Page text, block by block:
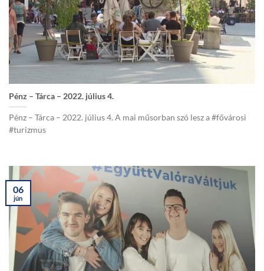
Pénz – Tárca – 2022. július 4.
Pénz – Tárca – 2022. július 4. A mai műsorban szó lesz a #fővárosi
#turizmus
06
jún